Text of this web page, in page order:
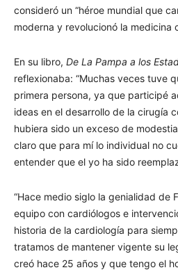
consideró un “héroe mundial que
moderna y revolucionó la medicina
En su libro, De La Pampa a los
reflexionaba: “Muchas veces tuve
primera persona, ya que participé
ideas en el desarrollo de la cirugía
hubiera sido un exceso de
claro que para mí lo individual no
entender que el yo ha sido
“Hace medio siglo la genialidad de
equipo con cardiólogos e
historia de la cardiología para
tratamos de mantener vigente su
creó hace 25 años y que tengo el